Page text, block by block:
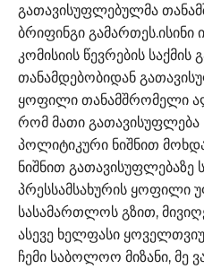
გათავისუფლებულმა
ბრიფინგი გამართეს.ისინი
კომისიის წევრების საქმის
თანამდებობიდან
ყოფილი თანამშრომელი
რომ მათი
პოლიტიკური ნიშნით
ნიშნით გათავისუფლებაზე
პრესსამსახურის ყოფილი
სასამართლოს გზით,
ასევე ხელფასი
ჩემი საბოლოო მიზანი,